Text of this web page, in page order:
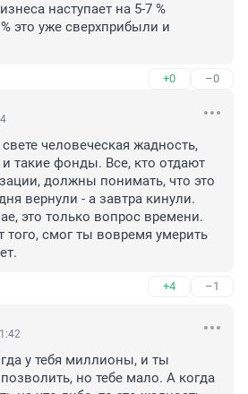
наступает на 5-7 %
это уже сверхприбыли и
+0 –0
человеческая жадность,
и такие фонды. Все, кто отдают
должны понимать, что это
вернули - а завтра кинули.
это только вопрос времени.
того, смог ты вовремя умерить
+4 –1
у тебя миллионы, и ты
но тебе мало. А когда